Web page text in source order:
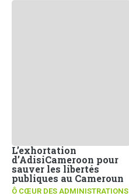
L’exhortation
d’AdisiCameroon pour
sauver les libertés
publiques au Cameroun
Ô CŒUR DES ADMINISTRATIONS